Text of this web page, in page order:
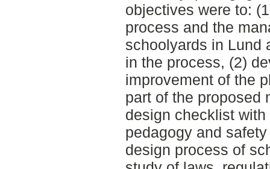
objectives were to:
process and the
schoolyards in Lund
in the process, (2)
improvement of the
part of the proposed
design checklist
pedagogy and
design process of